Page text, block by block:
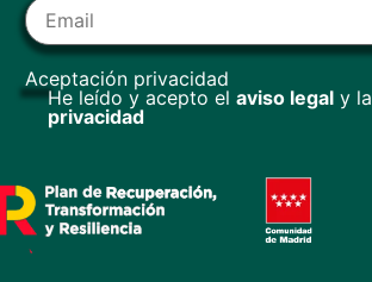
Aceptación privacidad
He leído y acepto el aviso legaly la
privacidad